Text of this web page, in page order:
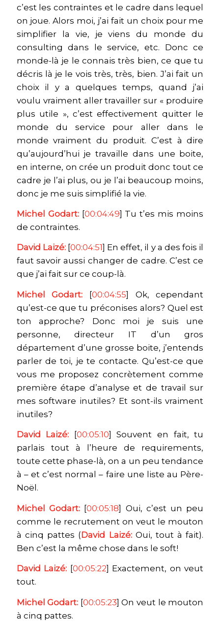
c’est les contraintes et le cadre dans lequel
on joue. Alors moi, j’ai fait un choix pour me
simplifier la vie, je viens du monde du
consulting dans le service, etc. Donc ce
monde-là je le connais très bien, ce que tu
décris là je le vois très, très, bien. J’ai fait un
choix il y a quelques temps, quand j’ai
voulu vraiment aller travailler sur « produire
plus utile », c’est effectivement quitter le
monde du service pour aller dans le
monde vraiment du produit. C’est à dire
qu’aujourd’hui je travaille dans une boite,
en interne, on crée un produit donc tout ce
cadre je l’ai plus, ou je l’ai beaucoup moins,
donc je me suis simplifié la vie.
Michel Godart: [00:04:49] Tu t’es mis moins
de contraintes.
David Laizé: [00:04:51] En effet, il y a des fois il
faut savoir aussi changer de cadre. C’est ce
que j’ai fait sur ce coup-là.
Michel Godart: [00:04:55] Ok, cependant
qu’est-ce que tu préconises alors? Quel est
ton approche? Donc moi je suis une
personne, directeur IT d’un gros
département d’une grosse boite, j’entends
parler de toi, je te contacte. Qu’est-ce que
vous me proposez concrètement comme
première étape d’analyse et de travail sur
mes software inutiles? Et sont-ils vraiment
inutiles?
David Laizé: [00:05:10] Souvent en fait, tu
parlais tout à l’heure de requirements,
toute cette phase-là, on a un peu tendance
à – et c’est normal – faire une liste au Père-
Noël.
Michel Godart: [00:05:18] Oui, c’est un peu
comme le recrutement on veut le mouton
à cinq pattes (David Laizé:Oui, tout à fait).
Ben c’est la même chose dans le soft!
David Laizé: [00:05:22] Exactement, on veut
tout.
Michel Godart: [00:05:23] On veut le mouton
à cinq pattes.